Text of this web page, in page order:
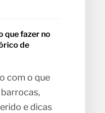
que fazer no
de
com o que
e dicas